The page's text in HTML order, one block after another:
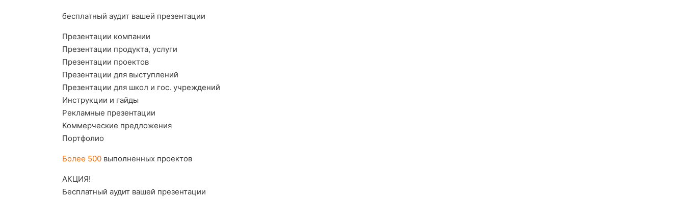
бесплатный аудит вашей презентации
Презентации компании
Презентации продукта, услуги
Презентации проектов
Презентации для выступлений
Презентации для школ и гос. учреждений
Инструкции и гайды
Рекламные презентации
Коммерческие предложения
Портфолио
Более 500 выполненных проектов
АКЦИЯ!
Бесплатный аудит вашей презентации